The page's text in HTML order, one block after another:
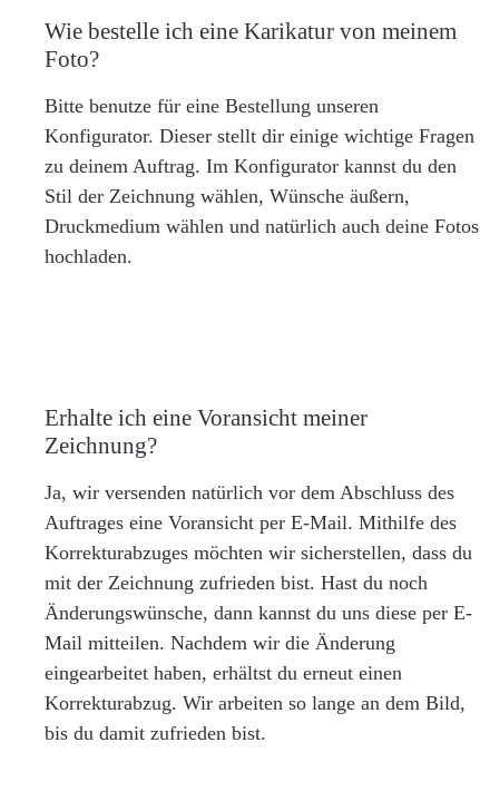
Wie bestelle ich eine Karikatur von meinem
Foto?
Bitte benutze für eine Bestellung unseren
Konfigurator. Dieser stellt dir einige wichtige Fragen
zu deinem Auftrag. Im Konfigurator kannst du den
Stil der Zeichnung wählen, Wünsche äußern,
Druckmedium wählen und natürlich auch deine Fotos
hochladen.
Erhalte ich eine Voransicht meiner
Zeichnung?
Ja, wir versenden natürlich vor dem Abschluss des
Auftrages eine Voransicht per E-Mail. Mithilfe des
Korrekturabzuges möchten wir sicherstellen, dass du
mit der Zeichnung zufrieden bist. Hast du noch
Änderungswünsche, dann kannst du uns diese per E-
Mail mitteilen. Nachdem wir die Änderung
eingearbeitet haben, erhältst du erneut einen
Korrekturabzug. Wir arbeiten so lange an dem Bild,
bis du damit zufrieden bist.